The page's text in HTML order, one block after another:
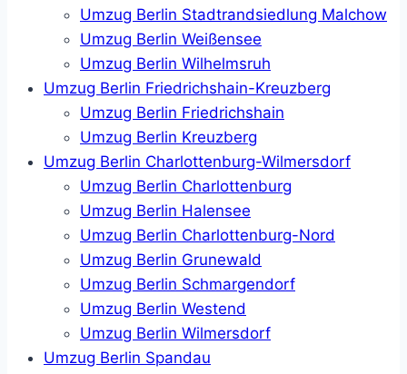
Umzug Berlin Stadtrandsiedlung Malchow
Umzug Berlin Weißensee
Umzug Berlin Wilhelmsruh
Umzug Berlin Friedrichshain-Kreuzberg
Umzug Berlin Friedrichshain
Umzug Berlin Kreuzberg
Umzug Berlin Charlottenburg-Wilmersdorf
Umzug Berlin Charlottenburg
Umzug Berlin Halensee
Umzug Berlin Charlottenburg-Nord
Umzug Berlin Grunewald
Umzug Berlin Schmargendorf
Umzug Berlin Westend
Umzug Berlin Wilmersdorf
Umzug Berlin Spandau